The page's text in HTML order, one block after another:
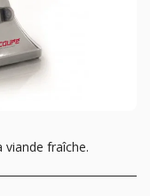
viande fraîche.